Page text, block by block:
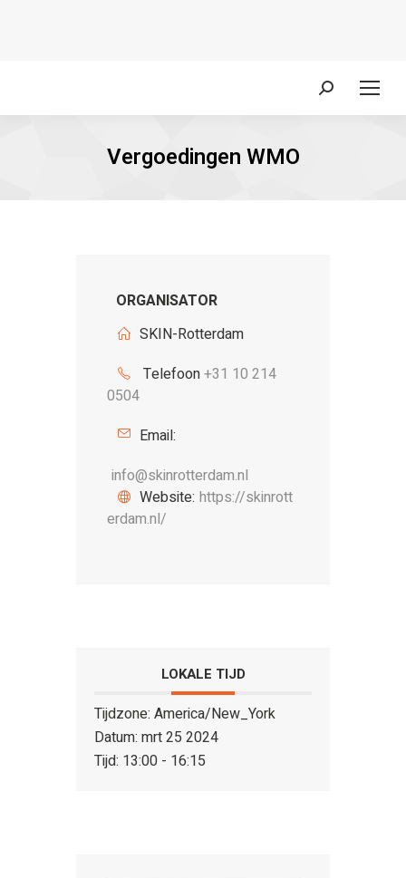
Zoeken:
Vergoedingen WMO
ORGANISATOR
SKIN-Rotterdam
Telefoon+31 10 214
0504
Email:
info@skinrotterdam.nl
Website: https://skinrott
erdam.nl/
LOKALE TIJD
Tijdzone: America/New_York
Datum: mrt 25 2024
Tijd: 13:00 - 16:15